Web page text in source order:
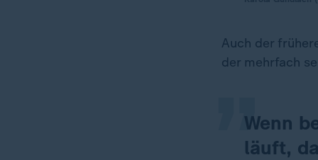
Auch der
der mehrfach
Wenn
läuft,
„